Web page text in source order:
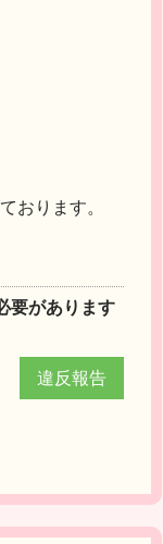
おります。
要があります
違反報告